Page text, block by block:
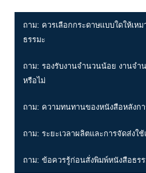
ถาม: ควรเลือกกระดาษแบบใดให้เห
ธรรมะ
ถาม: รองรับงานจำนวนน้อย งานจำ
หรือไม่
ถาม: ความทนทานของหนังสือหลังกา
ถาม: ระยะเวลาผลิตและการจัดส่งใ
ถาม: ข้อควรรู้ก่อนสั่งพิมพ์หนังสือธรร